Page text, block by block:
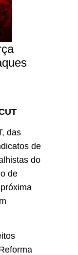
das
de
do
de